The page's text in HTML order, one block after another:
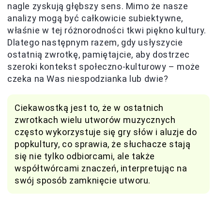
nagle zyskują głębszy sens. Mimo że nasze
analizy mogą być całkowicie subiektywne,
właśnie w tej różnorodności tkwi piękno kultury.
Dlatego następnym razem, gdy usłyszycie
ostatnią zwrotkę, pamiętajcie, aby dostrzec
szeroki kontekst społeczno-kulturowy – może
czeka na Was niespodzianka lub dwie?
Ciekawostką jest to, że w ostatnich
zwrotkach wielu utworów muzycznych
często wykorzystuje się gry słów i aluzje do
popkultury, co sprawia, że słuchacze stają
się nie tylko odbiorcami, ale także
współtwórcami znaczeń, interpretując na
swój sposób zamknięcie utworu.